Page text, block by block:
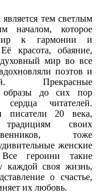
тем светлым
началом, которое
к гармонии и
красота, обаяние,
мир во все
поэтов и
Прекрасные
образы до сих пор
сердца читателей.
20 века,
своих
тоже
женские
героини такие
каждой своя жизнь,
о счастье,
их любовь.